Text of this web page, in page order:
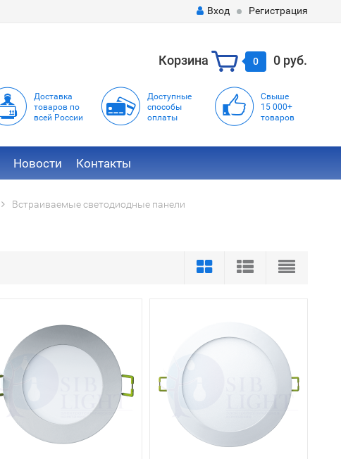
Вход Регистрация
Корзина 0 0 руб.
Доставка
товаров по
всей России
Доступные
способы
оплаты
Свыше
15 000+
товаров
Новости Контакты
Встраиваемые светодиодные панели